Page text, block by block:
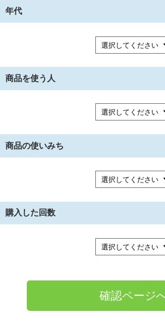
年代
商品を使う人
商品の使いみち
購入した回数